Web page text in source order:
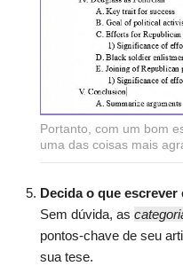
Portanto, com um bom
uma das coisas mais
Decida o que
Sem dúvida, as
pontos-chave de seu
sua tese.